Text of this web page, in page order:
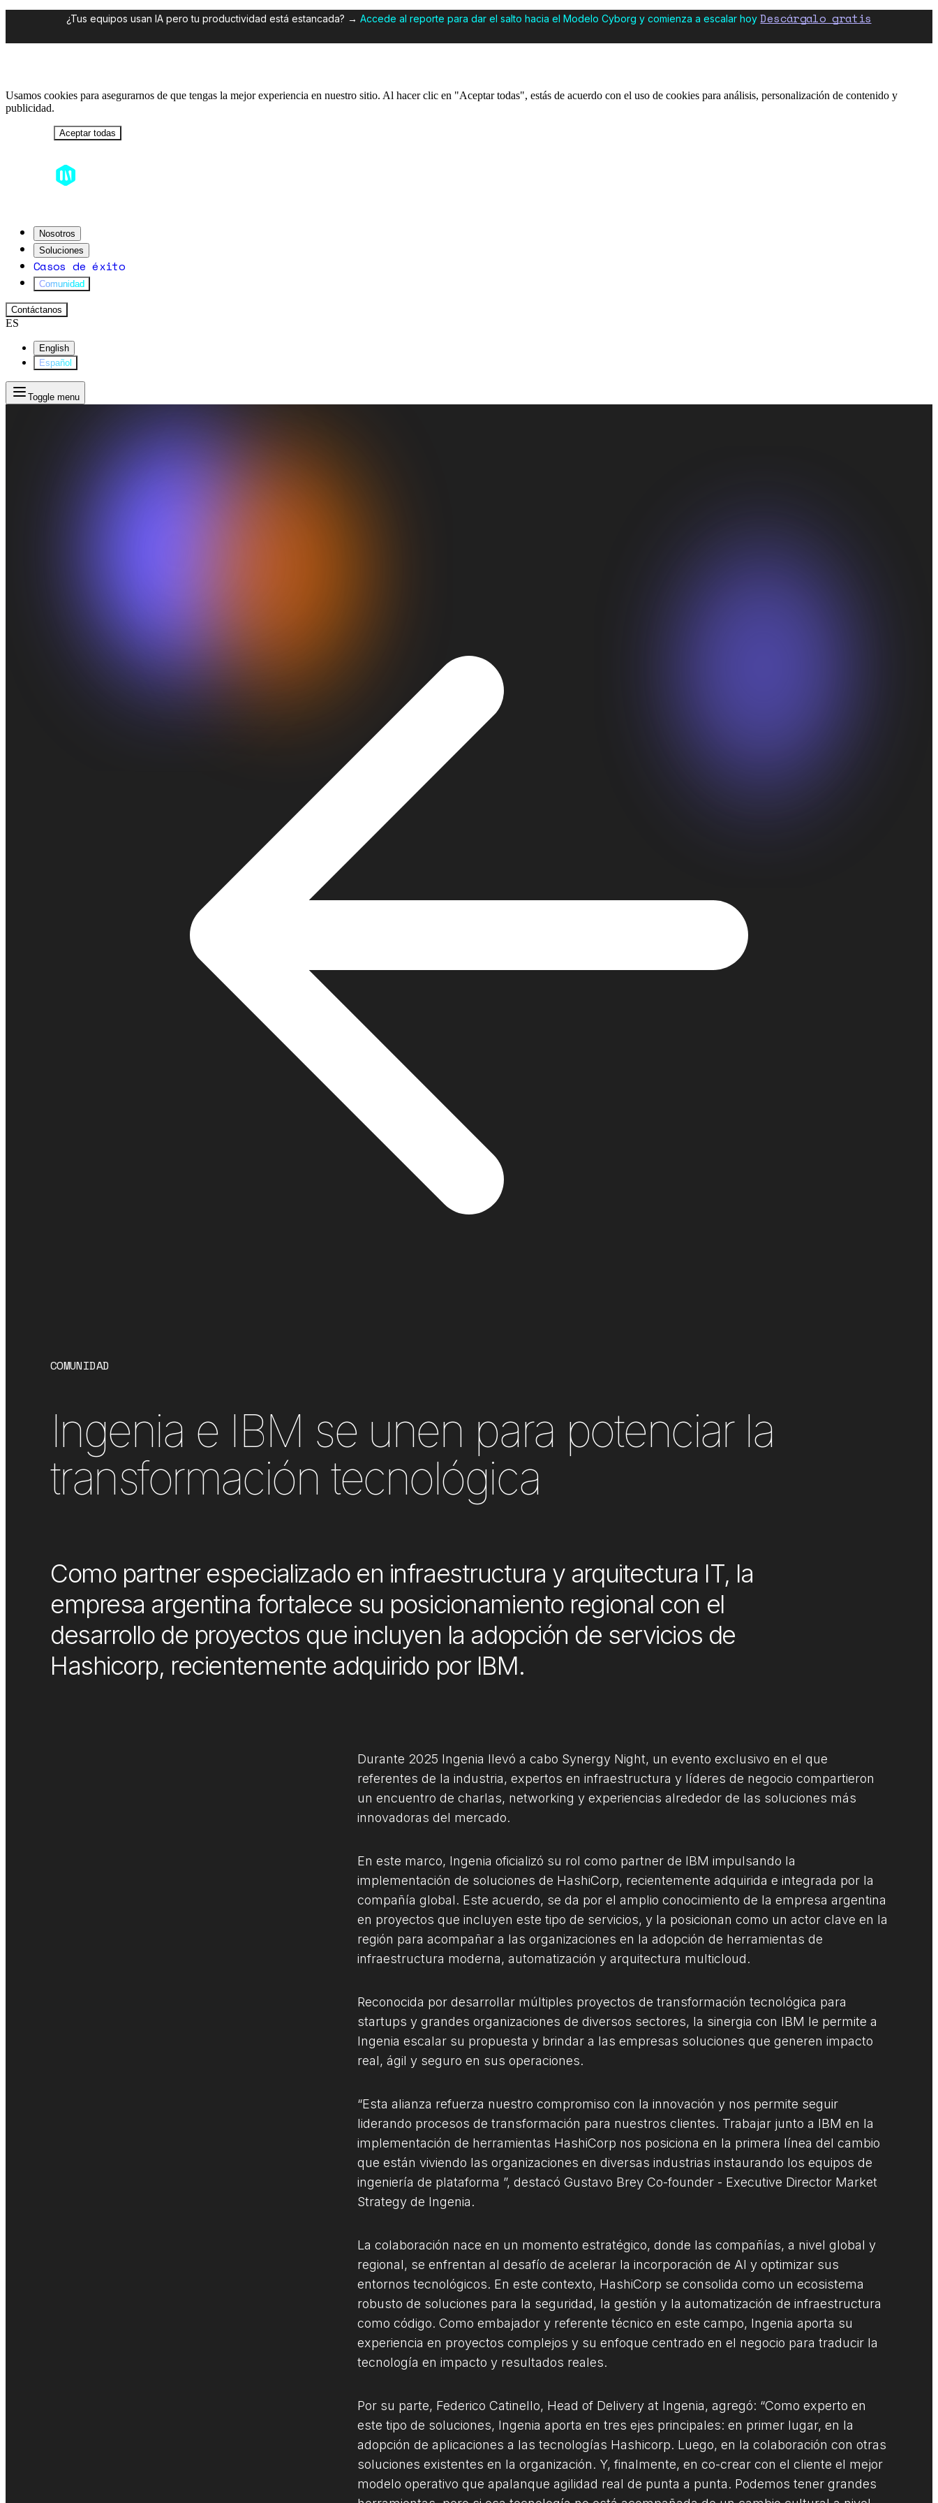
¿Tus equipos usan IA pero tu productividad está estancada? → Accede al reporte para dar el salto hacia el Modelo Cyborg y comienza a escalar hoy Descárgalo gratis
Usamos cookies para asegurarnos de que tengas la mejor experiencia en nuestro sitio. Al hacer clic en "Aceptar todas", estás de acuerdo con el uso de cookies para análisis, personalización de contenido y
publicidad.
Aceptar todas
Nosotros
Soluciones
Casos de éxito
Comunidad
Contáctanos
ES
English
Español
Toggle menu
COMUNIDAD
Ingenia e IBM se unen para potenciar la
transformación tecnológica
Como partner especializado en infraestructura y arquitectura IT, la
empresa argentina fortalece su posicionamiento regional con el
desarrollo de proyectos que incluyen la adopción de servicios de
Hashicorp, recientemente adquirido por IBM.
Durante 2025 Ingenia llevó a cabo Synergy Night, un evento exclusivo en el que
referentes de la industria, expertos en infraestructura y líderes de negocio compartieron
un encuentro de charlas, networking y experiencias alrededor de las soluciones más
innovadoras del mercado.
En este marco, Ingenia oficializó su rol como partner de IBM impulsando la
implementación de soluciones de HashiCorp, recientemente adquirida e integrada por la
compañía global. Este acuerdo, se da por el amplio conocimiento de la empresa argentina
en proyectos que incluyen este tipo de servicios, y la posicionan como un actor clave en la
región para acompañar a las organizaciones en la adopción de herramientas de
infraestructura moderna, automatización y arquitectura multicloud.
Reconocida por desarrollar múltiples proyectos de transformación tecnológica para
startups y grandes organizaciones de diversos sectores, la sinergia con IBM le permite a
Ingenia escalar su propuesta y brindar a las empresas soluciones que generen impacto
real, ágil y seguro en sus operaciones.
“Esta alianza refuerza nuestro compromiso con la innovación y nos permite seguir
liderando procesos de transformación para nuestros clientes. Trabajar junto a IBM en la
implementación de herramientas HashiCorp nos posiciona en la primera línea del cambio
que están viviendo las organizaciones en diversas industrias instaurando los equipos de
ingeniería de plataforma ”, destacó Gustavo Brey Co-founder - Executive Director Market
Strategy de Ingenia.
La colaboración nace en un momento estratégico, donde las compañías, a nivel global y
regional, se enfrentan al desafío de acelerar la incorporación de AI y optimizar sus
entornos tecnológicos. En este contexto, HashiCorp se consolida como un ecosistema
robusto de soluciones para la seguridad, la gestión y la automatización de infraestructura
como código. Como embajador y referente técnico en este campo, Ingenia aporta su
experiencia en proyectos complejos y su enfoque centrado en el negocio para traducir la
tecnología en impacto y resultados reales.
Por su parte, Federico Catinello, Head of Delivery at Ingenia, agregó: “Como experto en
este tipo de soluciones, Ingenia aporta en tres ejes principales: en primer lugar, en la
adopción de aplicaciones a las tecnologías Hashicorp. Luego, en la colaboración con otras
soluciones existentes en la organización. Y, finalmente, en co-crear con el cliente el mejor
modelo operativo que apalanque agilidad real de punta a punta. Podemos tener grandes